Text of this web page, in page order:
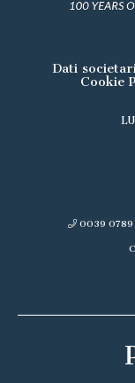
Dati
Cookie
0039